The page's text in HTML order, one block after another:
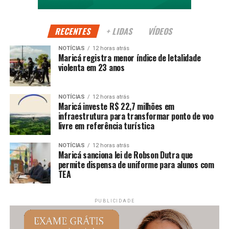
inclusiva, onde o esporte atua como ferramenta de
PUBLICIDADE
Continue acompanhando a Maricá Web TV para mais
notícias sobre inclusão, cidadania e esporte.
#Maricá #Inclusão #JogosDaDiversidade #Esporte
#MaricáWebTV
RECENTES + LIDAS VÍDEOS
NOTÍCIAS 12 horas atrás
Maricá registra menor índice de letalidade
violenta em 23 anos
NOTÍCIAS 12 horas atrás
Maricá investe R$ 22,7 milhões em
infraestrutura para transformar ponto de voo
livre em referência turística
NOTÍCIAS 12 horas atrás
Maricá sanciona lei de Robson Dutra que
permite dispensa de uniforme para alunos com
TEA
PUBLICIDADE